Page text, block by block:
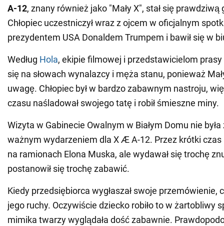
A-12, znany również jako "Mały X", stał się
Chłopiec uczestniczył wraz z ojcem w oficjalnym
prezydentem USA Donaldem Trumpem i bawił się w
Według Hola, ekipie filmowej i przedstawicielom prasy
się na słowach wynalazcy i męża stanu, ponieważ
uwagę. Chłopiec był w bardzo zabawnym nastroju,
czasu naśladował swojego tatę i robił śmieszne miny.
Wizyta w Gabinecie Owalnym w Białym Domu nie
ważnym wydarzeniem dla X Æ A-12. Przez krótki czas
na ramionach Elona Muska, ale wydawał się trochę
postanowił się trochę zabawić.
Kiedy przedsiębiorca wygłaszał swoje przemówienie,
jego ruchy. Oczywiście dziecko robiło to w żartobliwy
mimika twarzy wyglądała dość zabawnie.